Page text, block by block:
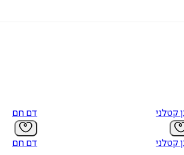
קטלני
קטלני
דם חם
דם חם